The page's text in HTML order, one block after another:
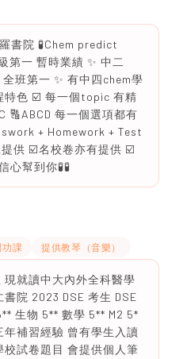
書院 🧪Chem predict
第一 暫時業績 ✨ 中二
班第一 ✨ 有中四chem學
特色 ☑️ 每一個topic 有精
🔠ABCD 每一個選項都有
+ Homework + Test
提供 ☑️名校卷亦有提供 ☑️
幫到你🧪🧪
課 提供教琴（音樂）
就讀中大內外全科醫學
院 2023 DSE 考生 DSE
生物 5** 數學 5** M2 5*
補習經驗 曾有學生入讀
試卷題目 會提供個人筆